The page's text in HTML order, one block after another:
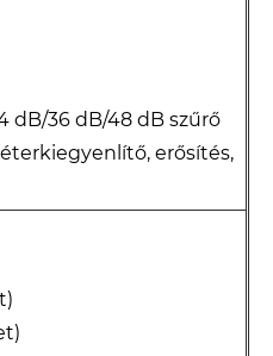
dB/36 dB/48 dB szűrő
erősítés,